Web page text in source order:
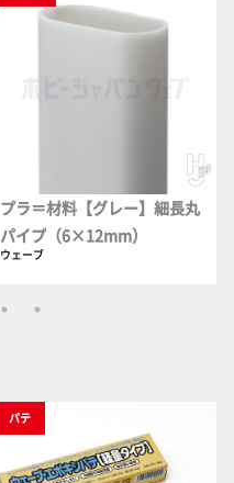
プラ＝材料【グレー】細長丸
パイプ（6×12mm）
ウェーブ
パテ